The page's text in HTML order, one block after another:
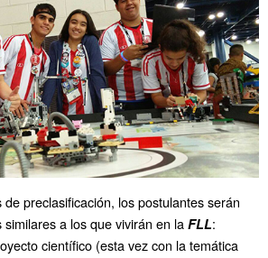
preclasificación, los postulantes serán
a los que vivirán en la FLL:
científico (esta vez con la temática